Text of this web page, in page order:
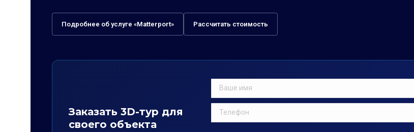
Подробнее об услуге «Matterport» Рассчитать стоимость
Заказать 3D-тур для
своего объекта